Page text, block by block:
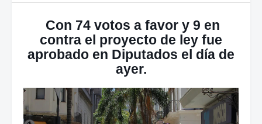
Con 74 votos a favor y 9 en
contra el proyecto de ley fue
aprobado en Diputados el día de
ayer.